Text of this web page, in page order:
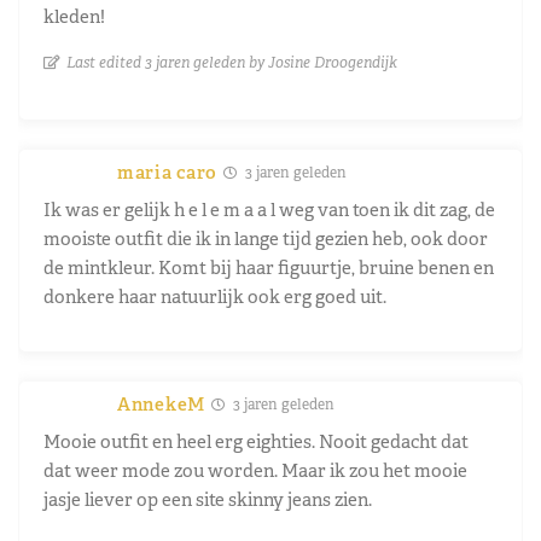
kleden!
Last edited 3 jaren geleden by Josine Droogendijk
maria caro 3 jaren geleden
Ik was er gelijk h e l e m a a l weg van toen ik dit zag, de
mooiste outfit die ik in lange tijd gezien heb, ook door
de mintkleur. Komt bij haar figuurtje, bruine benen en
donkere haar natuurlijk ook erg goed uit.
AnnekeM 3 jaren geleden
Mooie outfit en heel erg eighties. Nooit gedacht dat
dat weer mode zou worden. Maar ik zou het mooie
jasje liever op een site skinny jeans zien.